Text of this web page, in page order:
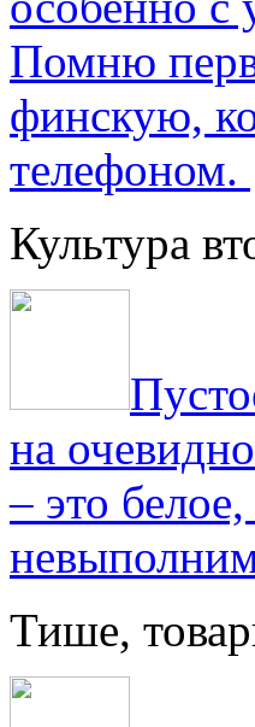
Помню
финскую,
телефоном.
Культура
на
– это
Тише,